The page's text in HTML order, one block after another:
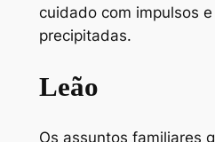
cuidado com impulsos
precipitadas.
Leão
Os assuntos familiares